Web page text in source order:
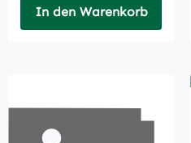
In den Warenkorb